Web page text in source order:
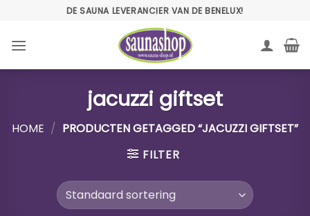
inhoud
DE SAUNA LEVERANCIER VAN DE BENELUX!
jacuzzi giftset
HOME / PRODUCTEN GETAGGED “JACUZZI GIFTSET”
FILTER